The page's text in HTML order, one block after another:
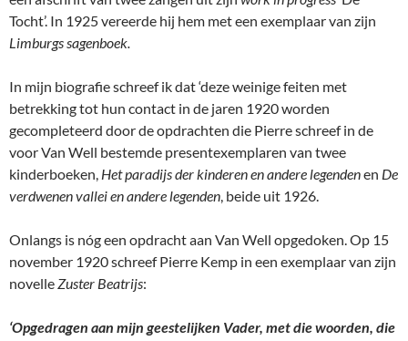
Tocht’. In 1925 vereerde hij hem met een exemplaar van zijn
Limburgs sagenboek.
In mijn biografie schreef ik dat ‘deze weinige feiten met
betrekking tot hun contact in de jaren 1920 worden
gecompleteerd door de opdrachten die Pierre schreef in de
voor Van Well bestemde presentexemplaren van twee
kinderboeken, Het paradijs der kinderen en andere legendenen De
verdwenen vallei en andere legenden, beide uit 1926.
Onlangs is nóg een opdracht aan Van Well opgedoken. Op 15
november 1920 schreef Pierre Kemp in een exemplaar van zijn
novelleZuster Beatrijs:
‘Opgedragen aan mijn geestelijken Vader, met die woorden, die